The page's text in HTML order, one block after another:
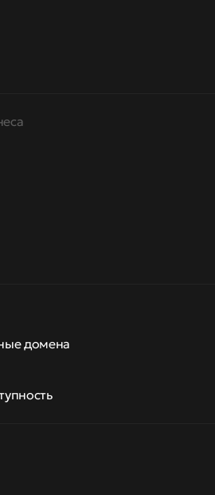
домена